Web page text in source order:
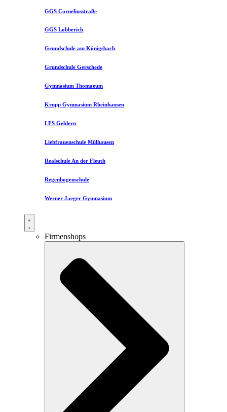
GGS Corneliusstraße
GGS Lobberich
Grundschule am Königsbach
Grundschule Gerschede
Gymnasium Thomaeum
Krupp Gymnasium Rheinhausen
LFS Geldern
Liebfrauenschule Mülhausen​
Realschule An der Fleuth
Regenbogenschule
Werner Jaeger Gymnasium
Firmenshops